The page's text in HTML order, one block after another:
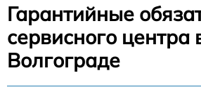
Гарантийные
сервисного центра
Волгограде